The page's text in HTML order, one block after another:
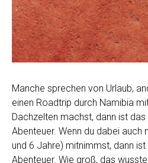
Manche sprechen von Urlaub,
einen Roadtrip durch Namibia
Dachzelten machst, dann ist
Abenteuer. Wenn du dabei auch
und 6 Jahre) mitnimmst, dann
Abenteuer. Wie groß, das